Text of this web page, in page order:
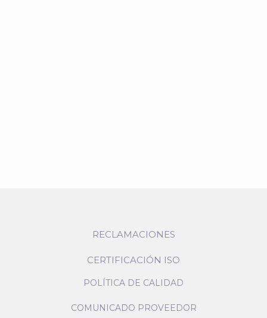
RECLAMACIONES
CERTIFICACIÓN ISO
POLÍTICA DE CALIDAD
COMUNICADO PROVEEDOR